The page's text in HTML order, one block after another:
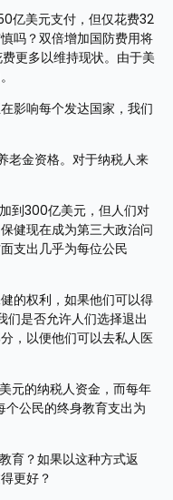
亿美元支付，但仅花费32
吗？双倍增加国防费用将
更多以维持现状。由于美
影响每个发达国家，我们
老金资格。对于纳税人来
到300亿美元，但人们对
健现在成为第三大政治问
支出几乎为每位公民
的权利，如果他们可以得
是否允许人们选择退出
，以便他们可以去私人医
元的纳税人资金，而每年
公民的终身教育支出为
育？如果以这种方式返
更好？